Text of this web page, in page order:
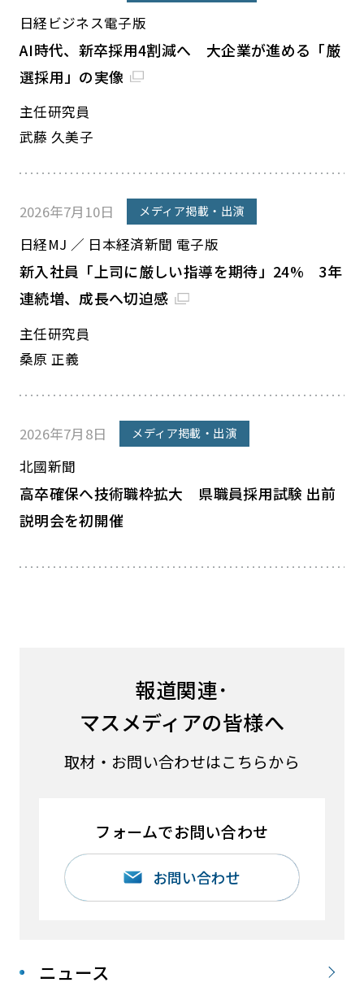
ニュース
日経ビジネス電子版
AI時代、新卒採用4割減へ 大企業が進める「厳
選採用」の実像
主任研究員
武藤 久美子
2026年7月10日 メディア掲載・出演
日経MJ ／ 日本経済新聞 電子版
新入社員「上司に厳しい指導を期待」24% 3年
連続増、成長へ切迫感
主任研究員
桑原 正義
2026年7月8日 メディア掲載・出演
北國新聞
高卒確保へ技術職枠拡大 県職員採用試験 出前
説明会を初開催
報道関連･
マスメディアの皆様へ
取材・お問い合わせはこちらから
フォームでお問い合わせ
お問い合わせ